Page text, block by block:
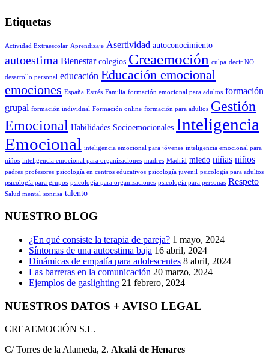
Etiquetas
Actividad Extraescolar Aprendizaje Asertividad autoconocimiento
autoestima Bienestar colegios Creaemoción culpa decir NO
desarrollo personal educación Educación emocional
emociones España Estrés Familia formación emocional para adultos formación
grupal formación individual Formación online formación para adultos Gestión
Emocional Habilidades Socioemocionales Inteligencia
Emocional inteligencia emocional para jóvenes inteligencia emocional para
niños inteligencia emocional para organizaciones madres Madrid miedo niñas niños
padres profesores psicología en centros educativos psicología juvenil psicología para adultos
psicología para grupos psicología para organizaciones psicología para personas Respeto
Salud mental sonrisa talento
NUESTRO BLOG
¿En qué consiste la terapia de pareja? 1 mayo, 2024
Síntomas de una autoestima baja 16 abril, 2024
Dinámicas de empatía para adolescentes 8 abril, 2024
Las barreras en la comunicación 20 marzo, 2024
Ejemplos de gaslighting 21 febrero, 2024
NUESTROS DATOS + AVISO LEGAL
CREAEMOCIÓN S.L.
C/ Torres de la Alameda, 2. Alcalá de Henares